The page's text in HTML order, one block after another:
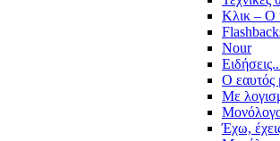
Κλικ – Ο
Nour
Ο εαυτός
Με
Έχω,